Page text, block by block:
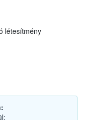
létesítmény